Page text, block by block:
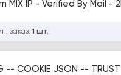
IP - Verified By Mail -
заказ: 1 шт.
FACEBOOK ACCOUNTS -- ANDROID REG -- COOKIE